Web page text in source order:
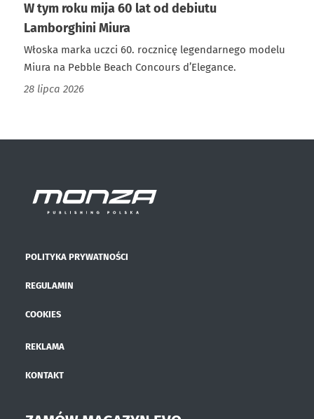
W tym roku mija 60 lat od debiutu
Lamborghini Miura
Włoska marka uczci 60. rocznicę legendarnego modelu
Miura na Pebble Beach Concours d’Elegance.
28 lipca 2026
POLITYKA PRYWATNOŚCI
REGULAMIN
COOKIES
REKLAMA
KONTAKT